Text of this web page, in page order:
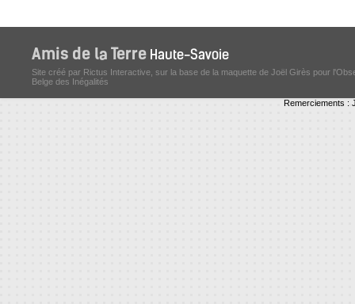
Site créé par Rictus Interactive, sur la base de la maquette de Joël Girès pour
Belge des Inégalités
Remerciements :